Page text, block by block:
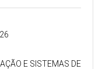
E SISTEMAS DE